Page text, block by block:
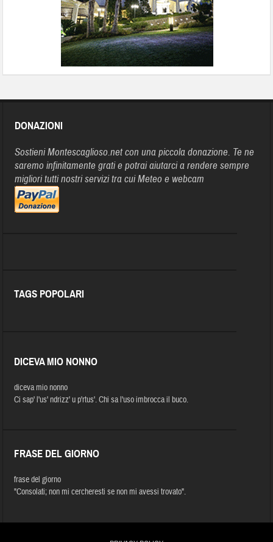
DONAZIONI
Sostieni Montescaglioso.net con una piccola donazione. Te ne
saremo infinitamente grati e potrai aiutarci a rendere sempre
migliori tutti nostri servizi tra cui Meteo e webcam
TAGS POPOLARI
DICEVA MIO NONNO
diceva mio nonno
Ci sap' l'us' ndrizz' u p'rtus'. Chi sa l'uso imbrocca il buco.
FRASE DEL GIORNO
frase del giorno
"Consolati; non mi cercheresti se non mi avessi trovato".